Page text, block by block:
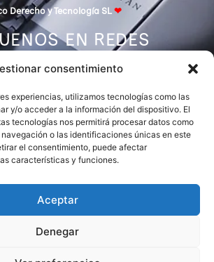
consentimiento
experiencias, utilizamos tecnologías como las
y/o acceder a la información del dispositivo. El
tecnologías nos permitirá procesar datos como
o las identificaciones únicas en este
el consentimiento, puede afectar
características y funciones.
Aceptar
Denegar
Derecho y Tecnología SL ❤
EN REDES
DE
NETWORK